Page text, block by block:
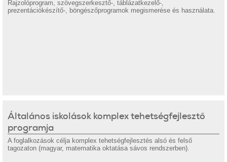
Rajzolóprogram, szövegszerkesztő-, táblázatkezelő-,
prezentációkészítő-, böngészőprogramok megismerése és használata.
Általános iskolások komplex tehetségfejlesztő
programja
A foglalkozások célja komplex tehetségfejlesztés alsó és felső
tagozaton (magyar, matematika oktatása sávos rendszerben).